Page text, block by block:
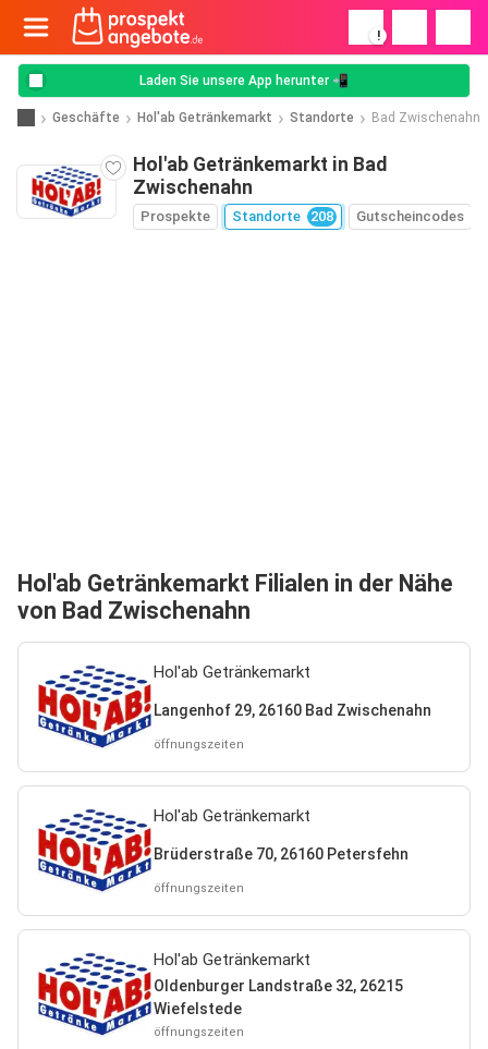
!
Laden Sie unsere App herunter 📲
Geschäfte Hol'ab Getränkemarkt Standorte Bad Zwischenahn
Hol'ab Getränkemarkt in Bad
Zwischenahn
Prospekte Standorte 208 Gutscheincodes
Hol'ab Getränkemarkt Filialen in der Nähe
von Bad Zwischenahn
Hol'ab Getränkemarkt
Langenhof 29, 26160 Bad Zwischenahn
öffnungszeiten
Hol'ab Getränkemarkt
Brüderstraße 70, 26160 Petersfehn
öffnungszeiten
Hol'ab Getränkemarkt
Oldenburger Landstraße 32, 26215
Wiefelstede
öffnungszeiten